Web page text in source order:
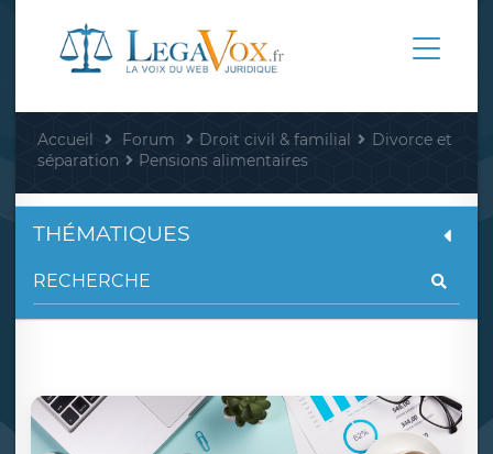
Accueil Forum Droit civil & familial
Divorce et
séparation
Pensions alimentaires
THÉMATIQUES